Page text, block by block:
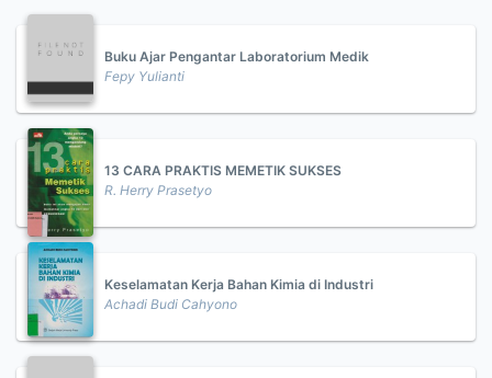
Buku Ajar Pengantar Laboratorium Medik
Fepy Yulianti
13 CARA PRAKTIS MEMETIK SUKSES
R. Herry Prasetyo
Keselamatan Kerja Bahan Kimia di Industri
Achadi Budi Cahyono